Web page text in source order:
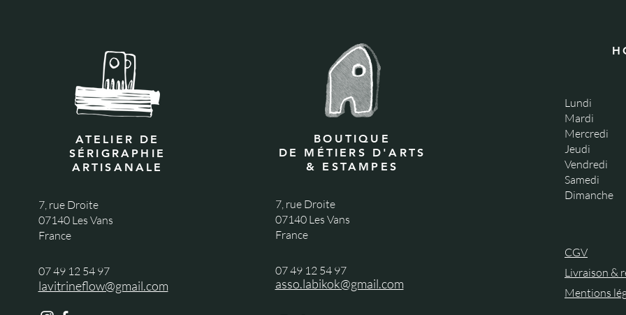
ATELIER DE
SÉRIGRAPHIE
ARTISANALE
7, rue Droite
07140 Les Vans
France
07 49 12 54 97
lavitrineflow@gmail.com
BOUTIQUE
DE MÉTIERS D'ARTS
& ESTAMPES
7, rue Droite
07140 Les Vans
France
07 49 12 54 97
asso.labikok@gmail.com
Lundi
Mardi
Mercredi
Jeudi
Vendredi
Samedi
Dimanche
CGV
Livraison &
Mentions